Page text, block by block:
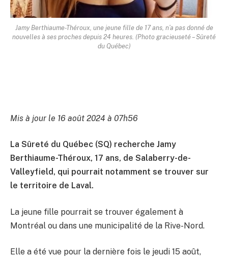
Jamy Berthiaume-Théroux, une jeune fille de 17 ans, n’a pas donné de
nouvelles à ses proches depuis 24 heures. (Photo gracieuseté – Sûreté
du Québec)
Mis à jour le 16 août 2024 à 07h56
La Sûreté du Québec (SQ) recherche Jamy
Berthiaume-Théroux, 17 ans, de Salaberry-de-
Valleyfield, qui pourrait notamment se trouver sur
le territoire de Laval.
La jeune fille pourrait se trouver également à
Montréal ou dans une municipalité de la Rive-Nord.
Elle a été vue pour la dernière fois le jeudi 15 août,